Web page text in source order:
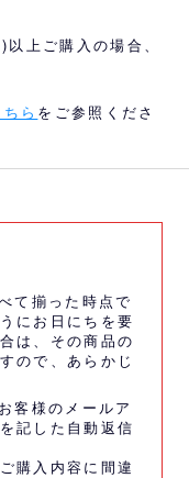
上ご購入の場合、
ら をご参照くださ
て揃った時点で
にお日にちを要
は、その商品の
ので、あらかじ
客様のメールア
記した自動返信
購入内容に間違